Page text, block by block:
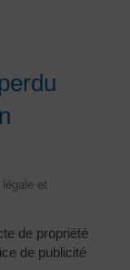
et
de propriété
de publicité